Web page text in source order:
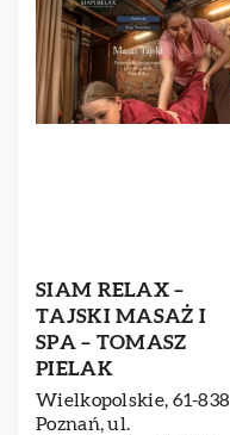
SIAM RELAX –
TAJSKI MASAŻ I
SPA – TOMASZ
PIELAK
Wielkopolskie, 61-838
Poznań, ul.